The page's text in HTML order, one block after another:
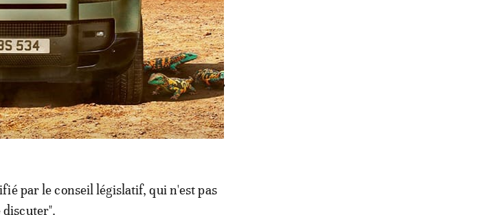
l'accord contenait des clauses
sans autres précisions.
Washington, Paris
par le conseil législatif, qui n'est pas
discuter".